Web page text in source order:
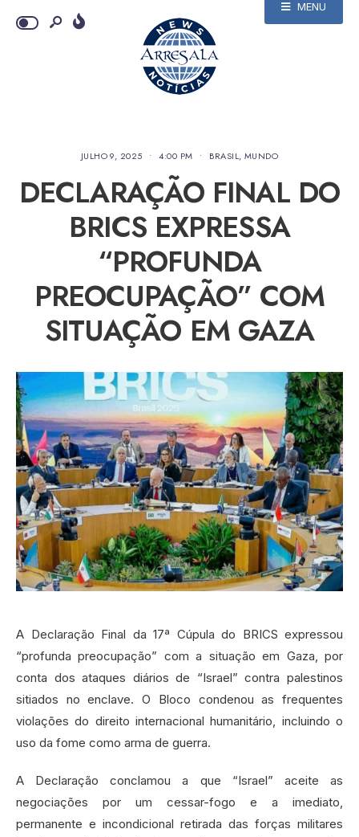
MENU
JULHO 9, 2025 • 4:00 PM • BRASIL, MUNDO
DECLARAÇÃO FINAL DO
BRICS EXPRESSA
“PROFUNDA
PREOCUPAÇÃO” COM
SITUAÇÃO EM GAZA
A Declaração Final da 17ª Cúpula do BRICS expressou
“profunda preocupação” com a situação em Gaza, por
conta dos ataques diários de “Israel” contra palestinos
sitiados no enclave. O Bloco condenou as frequentes
violações do direito internacional humanitário, incluindo o
uso da fome como arma de guerra.
A Declaração conclamou a que “Israel” aceite as
negociações por um cessar-fogo e a imediato,
permanente e incondicional retirada das forças militares